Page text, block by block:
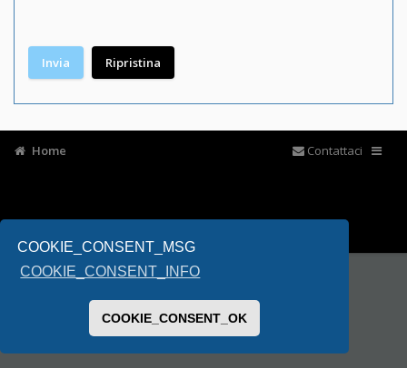
COOKIE_CONSENT_MSG
COOKIE_CONSENT_INFO
COOKIE_CONSENT_OK
Home Contattaci